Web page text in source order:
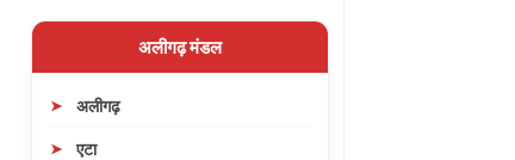
अलीगढ़ मंडल
अलीगढ़
एटा